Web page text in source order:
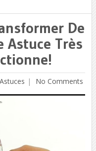
De
Astuce Très
No Comments